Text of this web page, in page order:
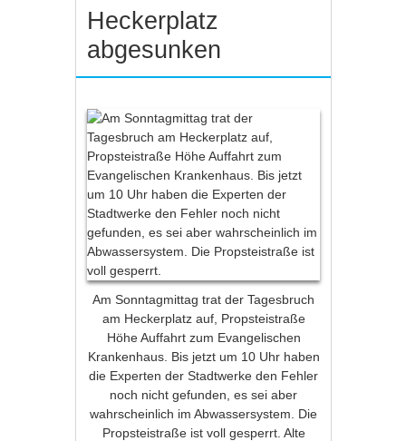
Heckerplatz
abgesunken
Am Sonntagmittag trat der Tagesbruch
am Heckerplatz auf, Propsteistraße
Höhe Auffahrt zum Evangelischen
Krankenhaus. Bis jetzt um 10 Uhr haben
die Experten der Stadtwerke den Fehler
noch nicht gefunden, es sei aber
wahrscheinlich im Abwassersystem. Die
Propsteistraße ist voll gesperrt. Alte